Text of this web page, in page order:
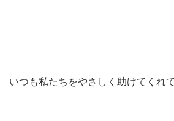
いつも私たちをやさしく助けてくれて